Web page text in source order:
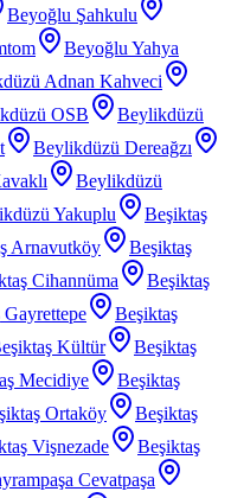
Beyoğlu Şahkulu
Beyoğlu Yahya
Adnan Kahveci
OSB
Beylikdüzü
Beylikdüzü Dereağzı
Beylikdüzü
Yakuplu
Beşiktaş
Arnavutköy
Beşiktaş
Cihannüma
Beşiktaş
Beşiktaş
Kültür
Beşiktaş
Mecidiye
Beşiktaş
Ortaköy
Beşiktaş
Vişnezade
Beşiktaş
Cevatpaşa